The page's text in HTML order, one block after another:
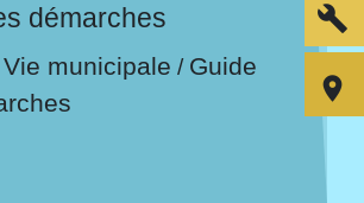
démarches
Vie municipale / Guide
build
room